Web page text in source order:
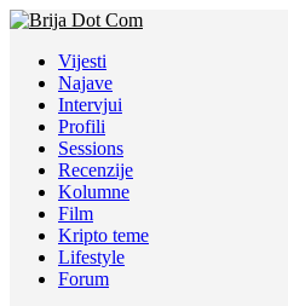
Vijesti
Najave
Intervjui
Profili
Sessions
Recenzije
Kolumne
Film
Kripto teme
Lifestyle
Forum